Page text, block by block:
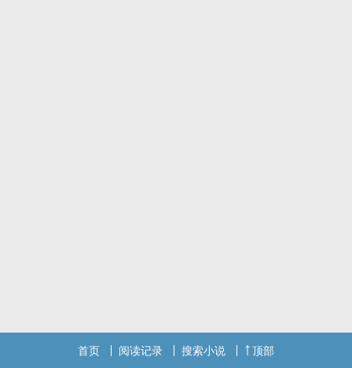
首页 阅读记录 搜索小说 顶部